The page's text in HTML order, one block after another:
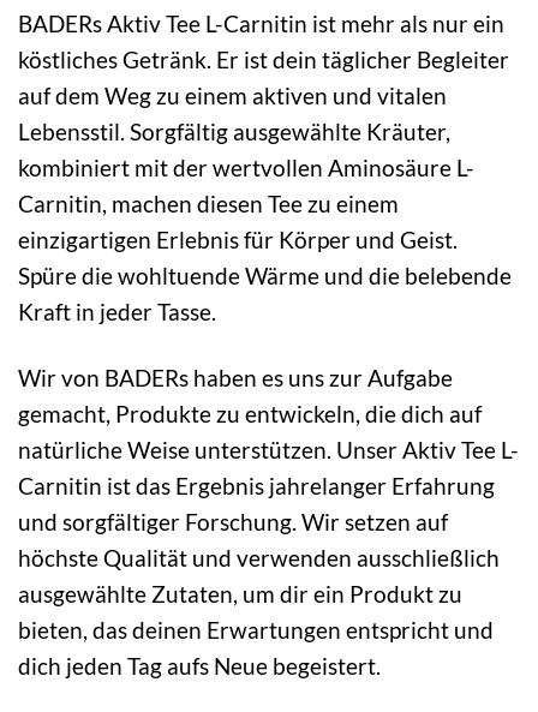
BADERs Aktiv Tee L-Carnitin ist mehr als nur ein
köstliches Getränk. Er ist dein täglicher Begleiter
auf dem Weg zu einem aktiven und vitalen
Lebensstil. Sorgfältig ausgewählte Kräuter,
kombiniert mit der wertvollen Aminosäure L-
Carnitin, machen diesen Tee zu einem
einzigartigen Erlebnis für Körper und Geist.
Spüre die wohltuende Wärme und die belebende
Kraft in jeder Tasse.
Wir von BADERs haben es uns zur Aufgabe
gemacht, Produkte zu entwickeln, die dich auf
natürliche Weise unterstützen. Unser Aktiv Tee L-
Carnitin ist das Ergebnis jahrelanger Erfahrung
und sorgfältiger Forschung. Wir setzen auf
höchste Qualität und verwenden ausschließlich
ausgewählte Zutaten, um dir ein Produkt zu
bieten, das deinen Erwartungen entspricht und
dich jeden Tag aufs Neue begeistert.